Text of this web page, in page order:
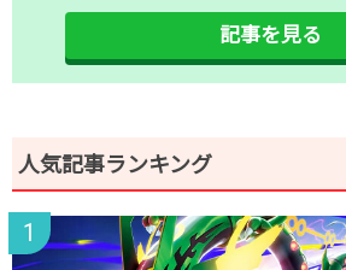
記事を見る
人気記事ランキング